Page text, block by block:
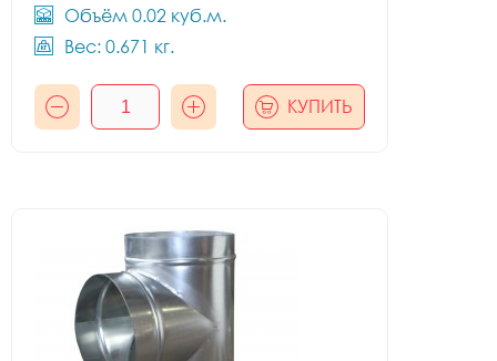
Объём 0.02 куб.м.
Вес: 0.671 кг.
КУПИТЬ